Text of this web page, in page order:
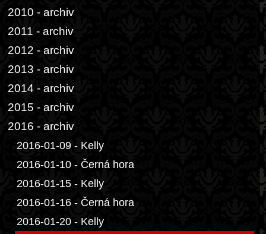
2010 - archiv
2011 - archiv
2012 - archiv
2013 - archiv
2014 - archiv
2015 - archiv
2016 - archiv
2016-01-09 - Kelly
2016-01-10 - Černá hora
2016-01-15 - Kelly
2016-01-16 - Černá hora
2016-01-20 - Kelly